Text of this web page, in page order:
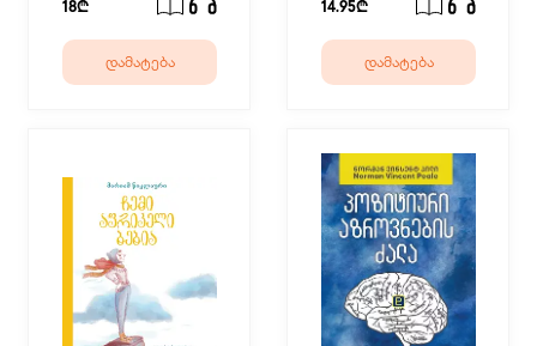
18₾
დამატება
14.95₾
დამატება